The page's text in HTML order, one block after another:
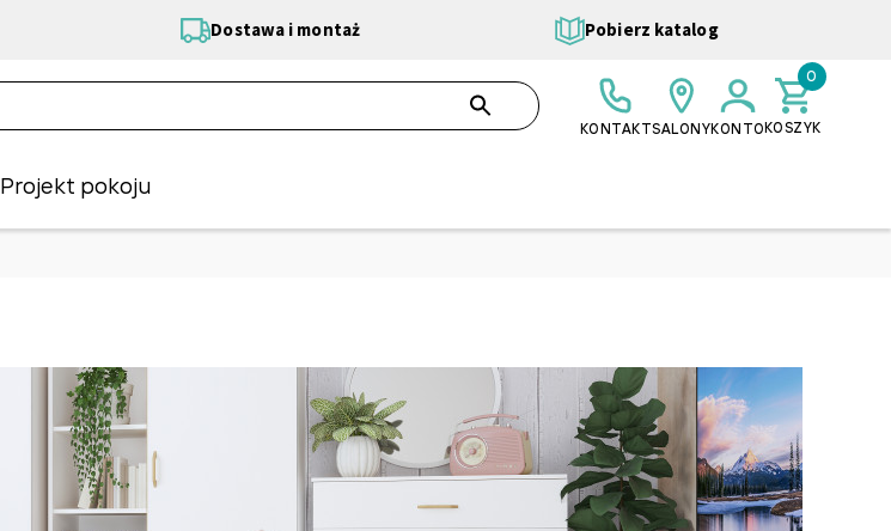
Dostawa i montaż Pobierz katalog
Projekt pokoju
SZUKAJ
KONTAKTSALONYKONTOKOSZYK
0,00 ZŁ
0